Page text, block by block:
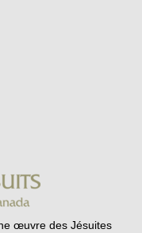
œuvre des Jésuites